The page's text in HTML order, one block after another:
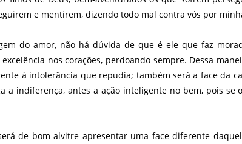
e mentirem, dizendo todo mal contra vós por
do amor, não há dúvida de que é ele que faz
nos corações, perdoando sempre. Dessa
à intolerância que repudia; também será a face da
indiferença, antes a ação inteligente no bem, pois se
de bom alvitre apresentar uma face diferente